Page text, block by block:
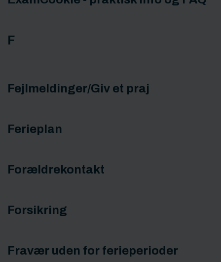
F
Fejlmeldinger/Giv et praj
Ferieplan
Forældrekontakt
Forsikring
Fravær uden for ferieperioder